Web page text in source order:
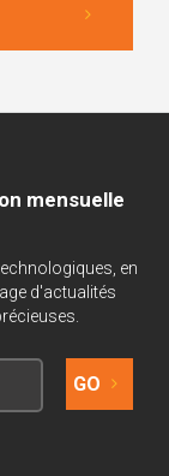
mensuelle
en
d'actualités